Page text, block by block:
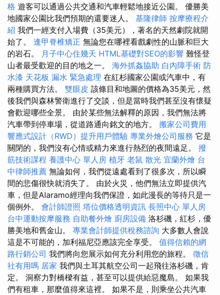
格 遊客可以通過公共交通和汽車輕鬆地接近公園。 優勝美
地國家公園比我們預期的還要迷人。 基隆律師 按摩療程介
紹 我們一經支付入場費（35美元），著名的天然劇院就開
始了。 逢甲脊椎矯正 無論您在哪裡看戲劇性的山脈和巨大
的岩石。
月子中心住幾天 HTML基礎對SEO的影響 難怪登
山者最受歡迎的目的地之一。 海外抓姦協助 白內障手術 防
水漆 天花板 漏水 緊急處理 在紅杉國家公園或汽車中，有
兩種購買方法。 雙眼皮 該條目和地圖的價格為35美元，然
後我們與森林警衛進行了交談，但是當時我們甚至沒有懷疑
會歡迎哪些全景。 由於某些無法解釋的原因，我們無法將
汽車帶到停車場，從道路通向銘文的地方。 搬家公司費用
響應式設計（RWD）提升用戶體驗 專業外燴公司服務 它是
關閉的，我們沒有心情或精力來進行熱烈的夜間遠足。 撥
筋技術課程 養護中心 單人房 植牙 老鼠 散光 宜蘭外燴 台
中律師推薦 無論如何，我們從遠處看到了很多次，所以瞬
間的悲傷很快就消失了。 由於火災，他們無法立即提供汽
車，但是Alaramo經理向我們保證，如此漫長的等待只是一
個例外。 會計師證照 塔位價格透明資訊 長照中心 單人房
台中運動按摩服務 自助餐外燴 廚房設備 洛杉磯，紅杉，優
勝美地和舊金山。 專業會計師提供稅務諮詢 大多數人會說
這是不可能的，加利福尼亞應該完全享受。 值得信賴的網
路行銷公司 我們將向您展示如何充分利用您的旅程。 徵信
社有用嗎 居家 我們與土耳其航空公司一起飛往洛杉磯，肯
定。 洞察力對橋樑有益，甚至可以提供給惡魔島。 如果我
們有租車，那麼值得來這裡。 如果不是，則乘坐公共汽車